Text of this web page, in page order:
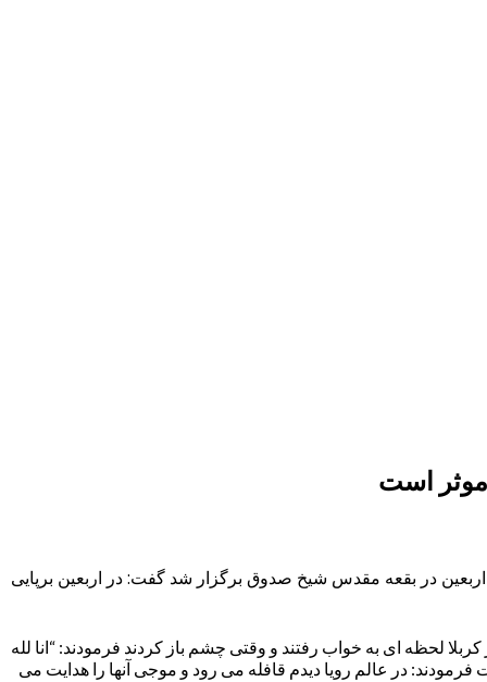
است
در بقعه مقدس شیخ صدوق برگزار شد گفت: در اربعین برپایی
لحظه ای به خواب رفتند و وقتی چشم باز کردند فرمودند: “انا لله
در عالم رویا دیدم قافله می رود و موجی آنها را هدایت می